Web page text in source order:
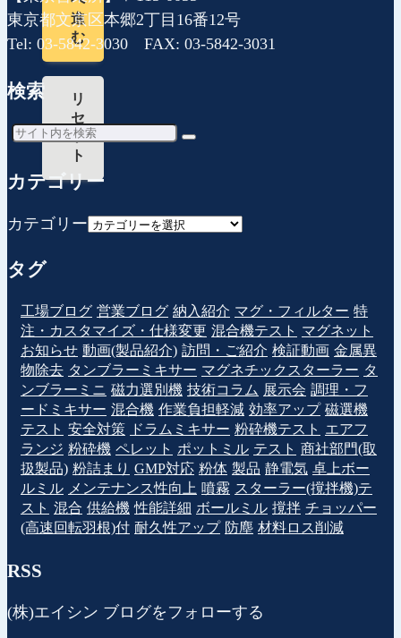
進
む
リ
セ
ッ
ト
東京都文京区本郷2丁目16番12号
Tel: 03-5842-3030 FAX: 03-5842-3031
検索
カテゴリー
カテゴリー
タグ
工場ブログ 営業ブログ 納入紹介 マグ・フィルター 特
注・カスタマイズ・仕様変更 混合機テスト マグネット
お知らせ 動画(製品紹介) 訪問・ご紹介 検証動画 金属異
物除去 タンブラーミキサー マグネチックスターラー タ
ンブラーミニ 磁力選別機 技術コラム 展示会 調理・フ
ードミキサー 混合機 作業負担軽減 効率アップ 磁選機
テスト 安全対策 ドラムミキサー 粉砕機テスト エアフ
ランジ 粉砕機 ペレット ポットミル テスト 商社部門(取
扱製品) 粉詰まり GMP対応 粉体 製品 静電気 卓上ボー
ルミル メンテナンス性向上 噴霧 スターラー(撹拌機)テ
スト 混合 供給機 性能詳細 ボールミル 撹拌 チョッパー
(高速回転羽根)付 耐久性アップ 防塵 材料ロス削減
RSS
(株)エイシン ブログをフォローする